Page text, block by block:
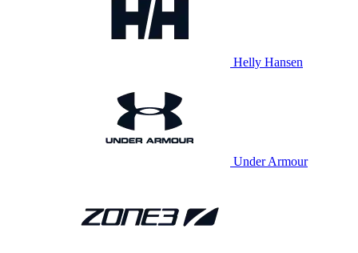
Helly Hansen
Under Armour